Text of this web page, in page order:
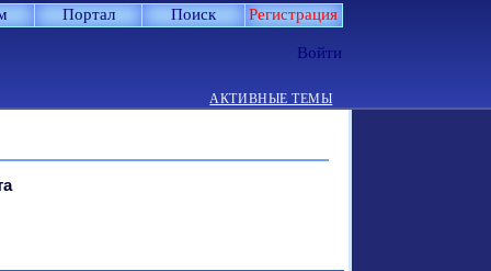
Портал Поиск Регистрация
Войти
АКТИВНЫЕ ТЕМЫ